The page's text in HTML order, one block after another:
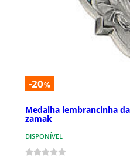
-20%
Medalha lembrancinha
zamak
DISPONÍVEL